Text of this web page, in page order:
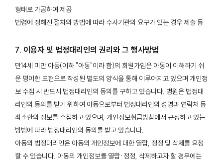
형태로 가공하여 제공
법령에 정해진 절차와 방법에 따라 수사기관의 요구가 있는 경우 제출 등
7. 이용자 및 법정대리인의 권리와 그 행사방법
만14세 미만 아동(이하 "아동"이라 함)의 회원가입은 아동이 이해하기 쉬
운 평이한 표현으로 작성된 별도의 양식을 통해 이루어지고 있으며 개인정
보 수집 시 반드시 법정대리인의 동의를 구하고 있습니다. 병원은 법정대
리인의 동의를 받기 위하여 아동으로부터 법정대리인의 성명과 연락처 등
최소한의 정보를 수집하고 있으며, 개인정보취급방침에서 규정하고 있는
방법에 따라 법정대리인의 동의를 받고 있습니다.
아동의 법정대리인은 아동의 개인정보에 대한 열람, 정정 및 삭제를 요청
할 수 있습니다. 아동의 개인정보를 열람·정정, 삭제하고자 할 경우에는